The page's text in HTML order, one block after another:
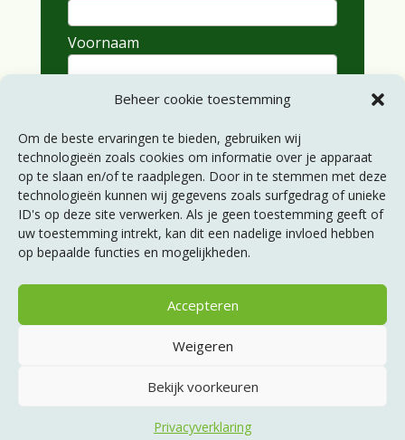
Beheer cookie toestemming
Om de beste ervaringen te bieden, gebruiken wij
technologieën zoals cookies om informatie over je apparaat
op te slaan en/of te raadplegen. Door in te stemmen met deze
technologieën kunnen wij gegevens zoals surfgedrag of unieke
ID's op deze site verwerken. Als je geen toestemming geeft of
uw toestemming intrekt, kan dit een nadelige invloed hebben
op bepaalde functies en mogelijkheden.
Accepteren
Weigeren
Bekijk voorkeuren
Privacyverklaring
Voornaam
Achternaam
Abonneren
Servicepagina’s
Privacyverklaring
© 2023 Volkshuisvesters Pensioen
Realisatie:Getaweb